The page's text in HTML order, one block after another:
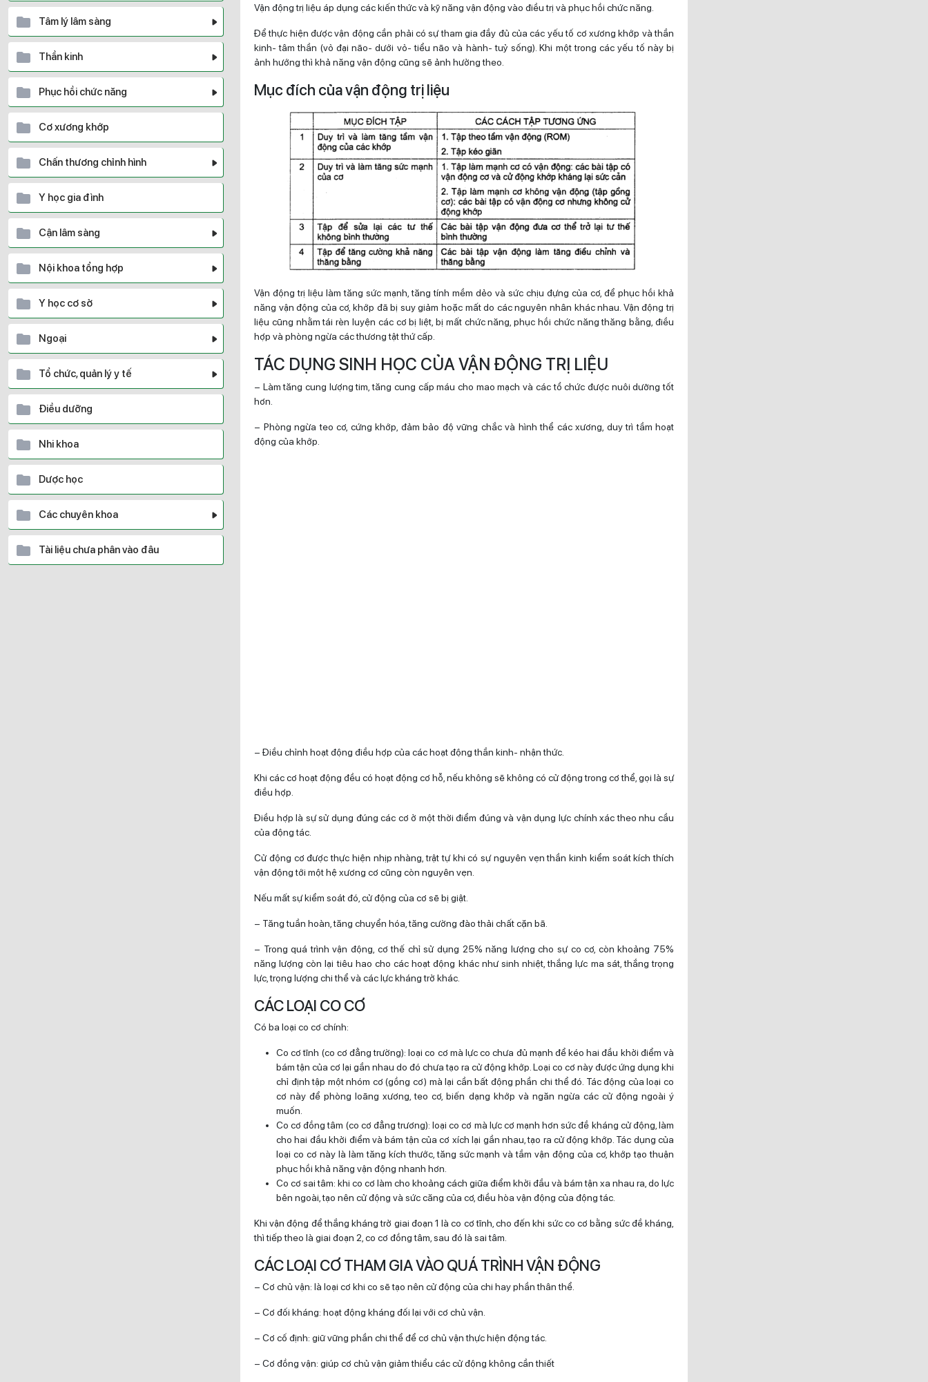
Tâm lý lâm sàng
Thần kinh
Phục hồi chức năng
Cơ xương khớp
Chấn thương chỉnh hình
Y học gia đình
Cận lâm sàng
Nội khoa tổng hợp
Y học cơ sở
Ngoại
Tổ chức, quản lý y tế
Điều dưỡng
Nhi khoa
Dược học
Các chuyên khoa
Tài liệu chưa phân vào đâu
Vận động trị liệu áp dụng các kiến thức và kỹ năng vận động vào điều trị và phục hồi chức năng.
Để thực hiện được vận động cần phải có sự tham gia đầy đủ của các yếu tố cơ xương khớp và thần
kinh- tâm thần (vỏ đại não- dưới vỏ- tiểu não và hành- tuỷ sống). Khi một trong các yếu tố này bị
ảnh hướng thì khả năng vận động cũng sẽ ảnh hưởng theo.
Mục đích của vận động trị liệu
Vận động trị liệu làm tăng sức mạnh, tăng tính mềm dẻo và sức chịu đựng của cơ, để phục hồi khả
năng vận động của cơ, khớp đã bị suy giảm hoặc mất do các nguyên nhân khác nhau. Vận động trị
liệu cũng nhằm tái rèn luyện các cơ bị liệt, bị mất chức năng, phục hồi chức năng thăng bằng, điều
hợp và phòng ngừa các thương tật thứ cấp.
TÁC DỤNG SINH HỌC CỦA VẬN ĐỘNG TRỊ LIỆU
– Làm tăng cung lượng tim, tăng cung cấp máu cho mao mạch và các tổ chức được nuôi dưỡng tốt
hơn.
– Phòng ngừa teo cơ, cứng khớp, đảm bảo độ vững chắc và hình thể các xương, duy trì tầm hoạt
động của khớp.
– Điều chỉnh hoạt động điều hợp của các hoạt động thần kinh- nhận thức.
Khi các cơ hoạt động đều có hoạt động cơ hỗ, nếu không sẽ không có cử động trong cơ thể, gọi là sự
điều hợp.
Điều hợp là sự sử dụng đúng các cơ ở một thời điểm đúng và vận dụng lực chính xác theo nhu cầu
của động tác.
Cử động cơ được thực hiện nhịp nhàng, trật tự khi có sự nguyên vẹn thần kinh kiểm soát kích thích
vận động tới một hệ xương cơ cũng còn nguyên vẹn.
Nếu mất sự kiểm soát đó, cử động của cơ sẽ bị giật.
– Tăng tuần hoàn, tăng chuyển hóa, tăng cường đào thải chất cặn bã.
– Trong quá trình vận động, cơ thế chỉ sử dụng 25% năng lượng cho sự co cơ, còn khoảng 75%
năng lượng còn lại tiêu hao cho các hoạt động khác như sinh nhiệt, thắng lực ma sát, thắng trọng
lực, trọng lượng chi thể và các lực kháng trở khác.
CÁC LOẠI CO CƠ
Có ba loại co cơ chính:
Co cơ tĩnh (co cơ đẳng trường): loại co cơ mà lực co chưa đủ mạnh để kéo hai đầu khởi điểm và
bám tận của cơ lại gần nhau do đó chưa tạo ra cử động khớp. Loại co cơ này được ứng dụng khi
chỉ định tập một nhóm cơ (gồng cơ) mà lại cần bất động phần chi thể đó. Tác động của loại co
cơ này để phòng loãng xương, teo cơ, biến dạng khớp và ngăn ngừa các cử động ngoài ý
muốn.
Co cơ đồng tâm (co cơ đẳng trương): loại co cơ mà lực cơ mạnh hơn sức đề kháng cử động, làm
cho hai đầu khởi điểm và bám tận của cơ xích lại gần nhau, tạo ra cử động khớp. Tác dụng của
loại co cơ này là làm tăng kích thước, tăng sức mạnh và tầm vận động của cơ, khớp tạo thuận
phục hồi khả năng vận động nhanh hơn.
Co cơ sai tâm: khi co cơ làm cho khoảng cách giữa điểm khởi đầu và bám tận xa nhau ra, do lực
bên ngoài, tạo nên cử động và sức căng của cơ, điều hòa vận động của động tác.
Khi vận động để thắng kháng trở giai đoạn 1 là co cơ tĩnh, cho đến khi sức co cơ bằng sức đề kháng,
thì tiếp theo là giai đoạn 2, co cơ đồng tâm, sau đó là sai tâm.
CÁC LOẠI CƠ THAM GIA VÀO QUÁ TRÌNH VẬN ĐỘNG
– Cơ chủ vận: là loại cơ khi co sẽ tạo nên cử động của chi hay phần thân thể.
– Cơ đối kháng: hoạt động kháng đối lại với cơ chủ vận.
– Cơ cố định: giữ vững phần chi thể để cơ chủ vận thực hiện động tác.
– Cơ đồng vận: giúp cơ chủ vận giảm thiểu các cử động không cần thiết